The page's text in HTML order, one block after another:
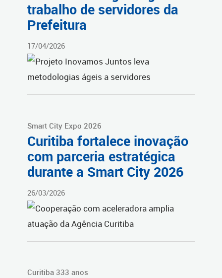
trabalho de servidores da
Prefeitura
17/04/2026
Smart City Expo 2026
Curitiba fortalece inovação
com parceria estratégica
durante a Smart City 2026
26/03/2026
Curitiba 333 anos